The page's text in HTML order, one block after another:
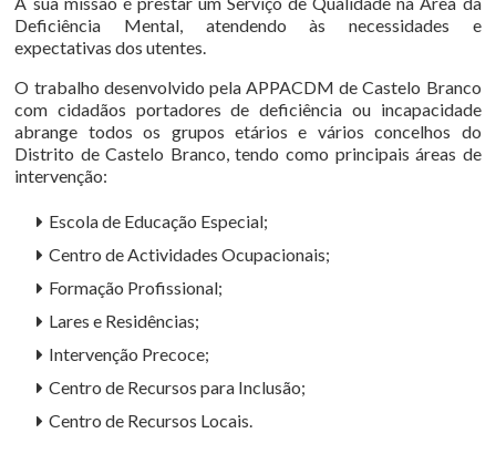
Deficiência Mental, atendendo às necessidades e
expectativas dos utentes.
O trabalho desenvolvido pela APPACDM de Castelo Branco
com cidadãos portadores de deficiência ou incapacidade
abrange todos os grupos etários e vários concelhos do
Distrito de Castelo Branco, tendo como principais áreas de
intervenção:
Escola de Educação Especial;
Centro de Actividades Ocupacionais;
Formação Profissional;
Lares e Residências;
Intervenção Precoce;
Centro de Recursos para Inclusão;
Centro de Recursos Locais.